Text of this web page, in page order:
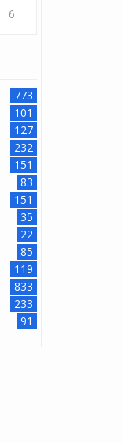
6
773
101
127
232
151
83
151
35
22
85
119
833
233
91